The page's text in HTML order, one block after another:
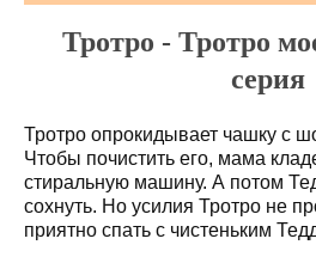
Тротро - Тротро
серия
Тротро опрокидывает чашку с
Чтобы почистить его, мама
стиральную машину. А потом
сохнуть. Но усилия Тротро не
приятно спать с чистеньким